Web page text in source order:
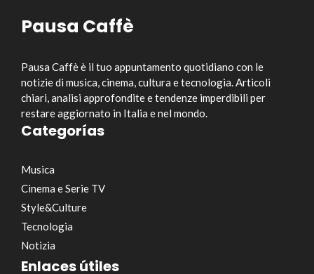
Pausa Caffè
Pausa Caffè è il tuo appuntamento quotidiano con le
notizie di musica, cinema, cultura e tecnologia. Articoli
chiari, analisi approfondite e tendenze imperdibili per
restare aggiornato in Italia e nel mondo.
Categorías
Musica
Cinema e Serie TV
Style&Culture
Tecnologia
Notizia
Enlaces útiles